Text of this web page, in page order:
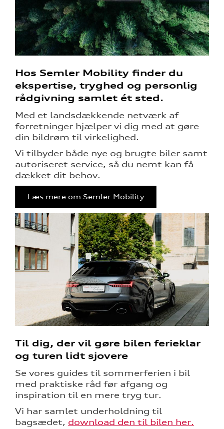
Hos Semler Mobility finder du
ekspertise, tryghed og personlig
rådgivning samlet ét sted.
Med et landsdækkende netværk af
forretninger hjælper vi dig med at gøre
din bildrøm til virkelighed.
Vi tilbyder både nye og brugte biler samt
autoriseret service, så du nemt kan få
dækket dit behov.
Læs mere om Semler Mobility
Til dig, der vil gøre bilen ferieklar
og turen lidt sjovere
Se vores guides til sommerferien i bil
med praktiske råd før afgang og
inspiration til en mere tryg tur.
Vi har samlet underholdning til
bagsædet, download den til bilen her.